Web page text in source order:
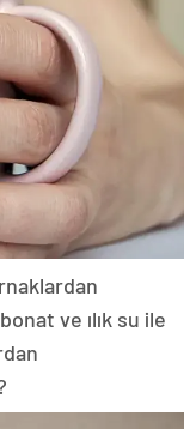
ve ılık su ile